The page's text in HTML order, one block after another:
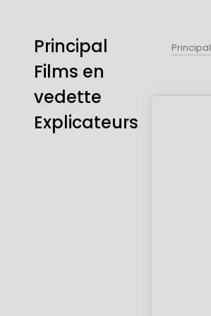
Principal
Films en
vedette
Explicateurs
Principal